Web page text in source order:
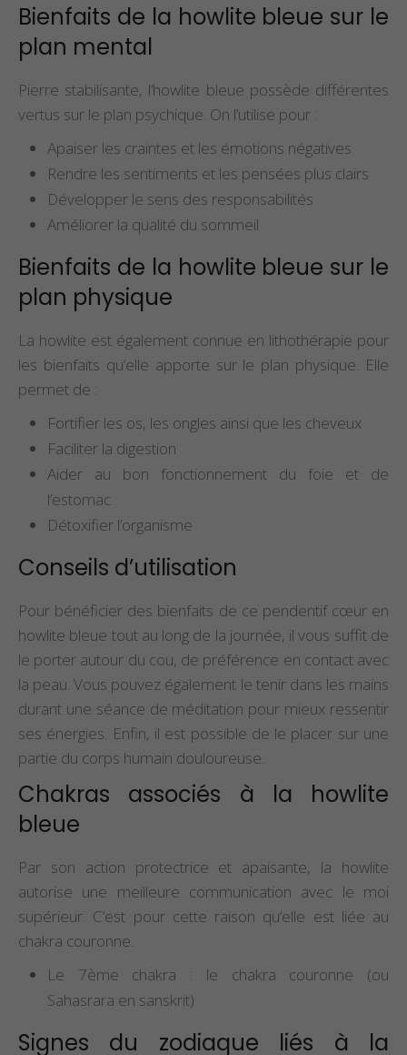
Bienfaits de la howlite bleue sur le
plan mental
Pierre stabilisante, l’howlite bleue possède différentes
vertus sur le plan psychique. On l’utilise pour :
Apaiser les craintes et les émotions négatives
Rendre les sentiments et les pensées plus clairs
Développer le sens des responsabilités
Améliorer la qualité du sommeil
Bienfaits de la howlite bleue sur le
plan physique
La howlite est également connue en lithothérapie pour
les bienfaits qu’elle apporte sur le plan physique. Elle
permet de :
Fortifier les os, les ongles ainsi que les cheveux
Faciliter la digestion
Aider au bon fonctionnement du foie et de
l’estomac
Détoxifier l’organisme
Conseils d’utilisation
Pour bénéficier des bienfaits de ce pendentif cœur en
howlite bleue tout au long de la journée, il vous suffit de
le porter autour du cou, de préférence en contact avec
la peau. Vous pouvez également le tenir dans les mains
durant une séance de méditation pour mieux ressentir
ses énergies. Enfin, il est possible de le placer sur une
partie du corps humain douloureuse.
Chakras associés à la howlite
bleue
Par son action protectrice et apaisante, la howlite
autorise une meilleure communication avec le moi
supérieur. C’est pour cette raison qu’elle est liée au
chakra couronne.
Le 7ème chakra : le chakra couronne (ou
Sahasrara en sanskrit)
Signes du zodiaque liés à la